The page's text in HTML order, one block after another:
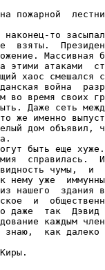
пожарной
то
взяты.
Массивная
атаками
хаос смешался
война
во время своих
Даже сеть
же именно
дом объявил,
быть еще хуже.
справилась.
чумы,  и
нему уже
здания в
и
даже  так  Дэвид
каждым
как далеко